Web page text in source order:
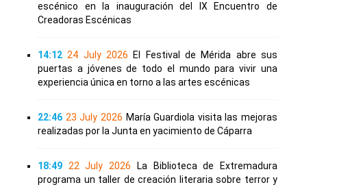
escénico en la inauguración del IX Encuentro de
Creadoras Escénicas
14:12 24 July 2026
El Festival de Mérida abre sus
puertas a jóvenes de todo el mundo para vivir una
experiencia única en torno a las artes escénicas
22:46 23 July 2026 María Guardiola visita las mejoras
realizadas por la Junta en yacimiento de Cáparra
18:49 22 July 2026
La Biblioteca de Extremadura
programa un taller de creación literaria sobre terror y